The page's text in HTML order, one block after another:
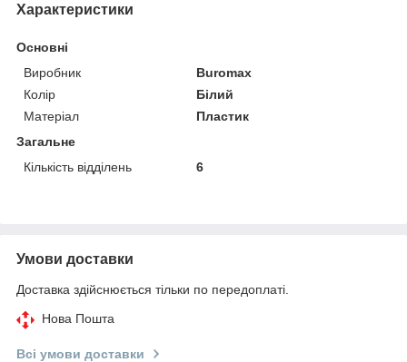
Характеристики
Основні
Виробник
Buromax
Колір
Білий
Матеріал
Пластик
Загальне
Кількість відділень
6
Умови доставки
Доставка здійснюється тільки по передоплаті.
Нова Пошта
Всі умови доставки